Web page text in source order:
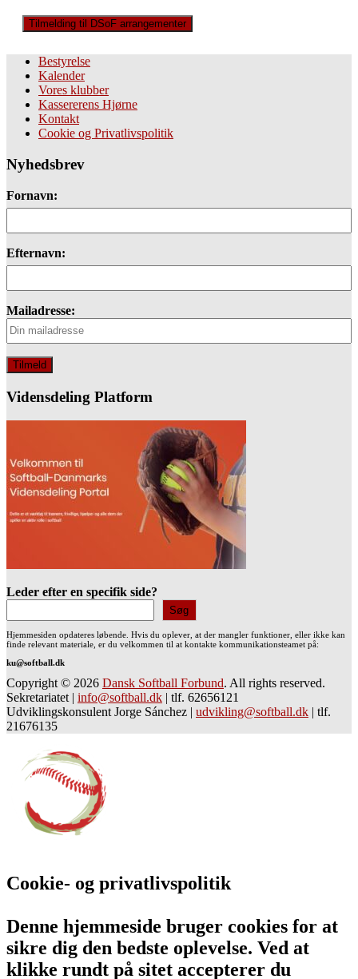
Tilmelding til DSoF arrangementer
Bestyrelse
Kalender
Vores klubber
Kassererens Hjørne
Kontakt
Cookie og Privatlivspolitik
Nyhedsbrev
Fornavn:
Efternavn:
Mailadresse:
Vidensdeling Platform
Leder efter en specifik side?
Søg
Hjemmesiden opdateres løbende. Hvis du oplever, at der mangler funktioner, eller ikke kan
finde relevant materiale, er du velkommen til at kontakte kommunikationsteamet på:
ku@softball.dk
Copyright © 2026 Dansk Softball Forbund. All rights reserved.
Sekretariatet | info@softball.dk | tlf. 62656121
Udviklingskonsulent Jorge Sánchez | udvikling@softball.dk | tlf.
21676135
Cookie- og privatlivspolitik
Denne hjemmeside bruger cookies for at
sikre dig den bedste oplevelse. Ved at
klikke rundt på sitet accepterer du